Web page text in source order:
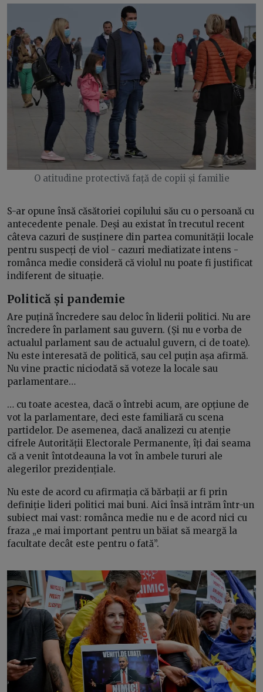
O atitudine protectivă față de copii și familie
S-ar opune însă căsătoriei copilului său cu o persoană cu
antecedente penale. Deși au existat în trecutul recent
câteva cazuri de susținere din partea comunității locale
pentru suspecți de viol - cazuri mediatizate intens -
românca medie consideră că violul nu poate fi justificat
indiferent de situație.
Politică și pandemie
Are puțină încredere sau deloc în liderii politici. Nu are
încredere în parlament sau guvern. (Și nu e vorba de
actualul parlament sau de actualul guvern, ci de toate).
Nu este interesată de politică, sau cel puțin așa afirmă.
Nu vine practic niciodată să voteze la locale sau
parlamentare…
… cu toate acestea, dacă o întrebi acum, are opțiune de
vot la parlamentare, deci este familiară cu scena
partidelor. De asemenea, dacă analizezi cu atenție
cifrele Autorității Electorale Permanente, îți dai seama
că a venit întotdeauna la vot în ambele tururi ale
alegerilor prezidențiale.
Nu este de acord cu afirmația că bărbații ar fi prin
definiție lideri politici mai buni. Aici însă intrăm într-un
subiect mai vast: românca medie nu e de acord nici cu
fraza „e mai important pentru un băiat să meargă la
facultate decât este pentru o fată”.